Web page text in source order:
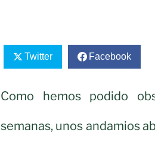
Twitter Facebook
Como hemos podido
semanas, unos andamios